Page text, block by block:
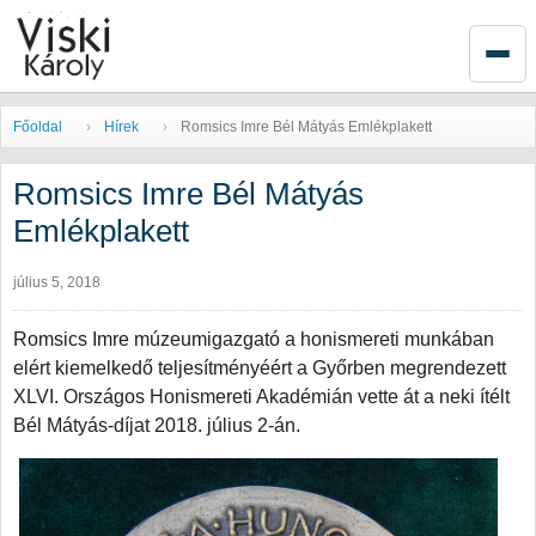
Főoldal Hírek Romsics Imre Bél Mátyás Emlékplakett
Romsics Imre Bél Mátyás
Emlékplakett
július 5, 2018
Romsics Imre múzeumigazgató a honismereti munkában
elért kiemelkedő teljesítményéért a Győrben megrendezett
XLVI. Országos Honismereti Akadémián vette át a neki ítélt
Bél Mátyás-díjat 2018. július 2-án.